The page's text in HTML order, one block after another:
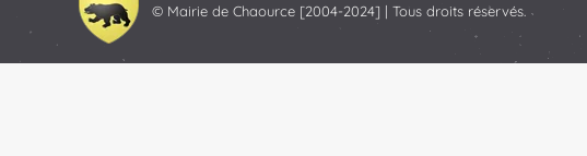
© Mairie de Chaource [2004-2024] | Tous droits réservés.